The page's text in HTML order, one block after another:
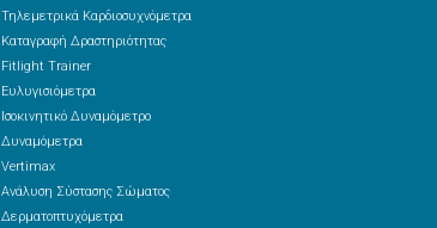
Τηλεμετρικά Καρδιοσυχνόμετρα
Καταγραφή Δραστηριότητας
Fitlight Trainer
Ευλυγισιόμετρα
Ισοκινητικό Δυναμόμετρο
Δυναμόμετρα
Vertimax
Ανάλυση Σύστασης Σώματος
Δερματοπτυχόμετρα